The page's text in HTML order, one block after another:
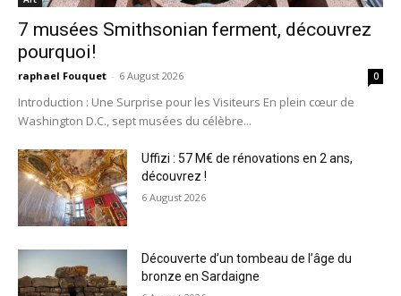
7 musées Smithsonian ferment, découvrez
pourquoi!
raphael Fouquet - 6 August 2026 0
Introduction : Une Surprise pour les Visiteurs En plein cœur de
Washington D.C., sept musées du célèbre...
Uffizi : 57 M€ de rénovations en 2 ans,
découvrez !
6 August 2026
Découverte d’un tombeau de l’âge du
bronze en Sardaigne